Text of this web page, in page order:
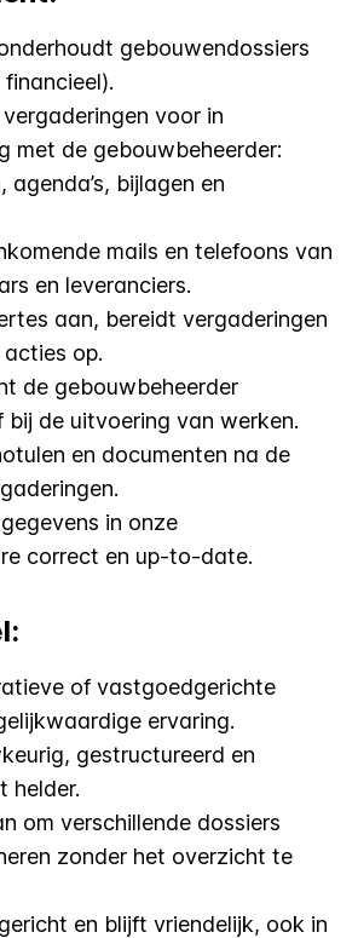
gebouwendossiers
voor in
met de gebouwbeheerder:
agenda’s, bijlagen en
mails en telefoons van
en leveranciers.
aan, bereidt vergaderingen
op.
de gebouwbeheerder
bij de uitvoering van werken.
en documenten na de
in onze
correct en up-to-date.
of vastgoedgerichte
ervaring.
gestructureerd en
helder.
om verschillende dossiers
zonder het overzicht te
en blijft vriendelijk, ook in